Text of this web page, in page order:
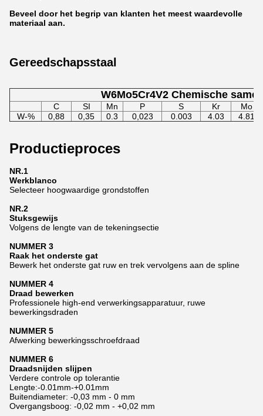
Beveel door het begrip van klanten het meest waardevolle
materiaal aan.
Gereedschapsstaal
W6Mo5Cr4V2 Chemische
C SI Mn P S Kr
Mo
W-%
0,88 0,35 0.3 0,023 0.003 4.03 4.81
Productieproces
NR.1
Werkblanco
Selecteer hoogwaardige grondstoffen
NR.2
Stuksgewijs
Volgens de lengte van de tekeningsectie
NUMMER 3
Raak het onderste gat
Bewerk het onderste gat ruw en trek vervolgens aan de spline
NUMMER 4
Draad bewerken
Professionele high-end verwerkingsapparatuur, ruwe
bewerkingsdraden
NUMMER 5
Afwerking bewerkingsschroefdraad
NUMMER 6
Draadsnijden slijpen
Verdere controle op tolerantie
Lengte:-0.01mm-+0.01mm
Buitendiameter: -0,03 mm - 0 mm
Overgangsboog: -0,02 mm - +0,02 mm